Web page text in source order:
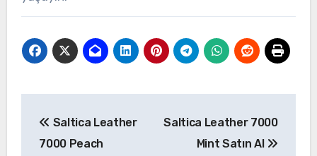
gezinmesi
Saltica Leather
7000 Peach
Saltica Leather 7000
Mint Satın Al